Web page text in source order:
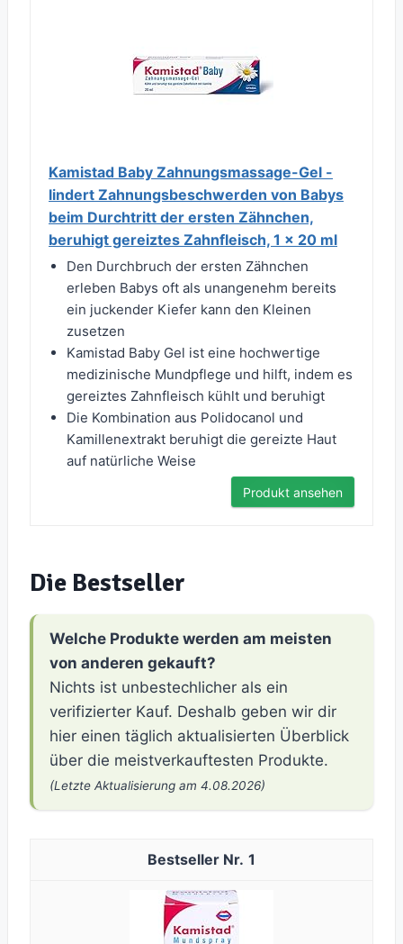
Kamistad Baby Zahnungsmassage-Gel -
lindert Zahnungsbeschwerden von Babys
beim Durchtritt der ersten Zähnchen,
beruhigt gereiztes Zahnfleisch, 1 x 20 ml
Den Durchbruch der ersten Zähnchen
erleben Babys oft als unangenehm bereits
ein juckender Kiefer kann den Kleinen
zusetzen
Kamistad Baby Gel ist eine hochwertige
medizinische Mundpflege und hilft, indem es
gereiztes Zahnfleisch kühlt und beruhigt
Die Kombination aus Polidocanol und
Kamillenextrakt beruhigt die gereizte Haut
auf natürliche Weise
Produkt ansehen
Die Bestseller
Welche Produkte werden am meisten
von anderen gekauft?
Nichts ist unbestechlicher als ein
verifizierter Kauf. Deshalb geben wir dir
hier einen täglich aktualisierten Überblick
über die meistverkauftesten Produkte.
(Letzte Aktualisierung am 4.08.2026)
1